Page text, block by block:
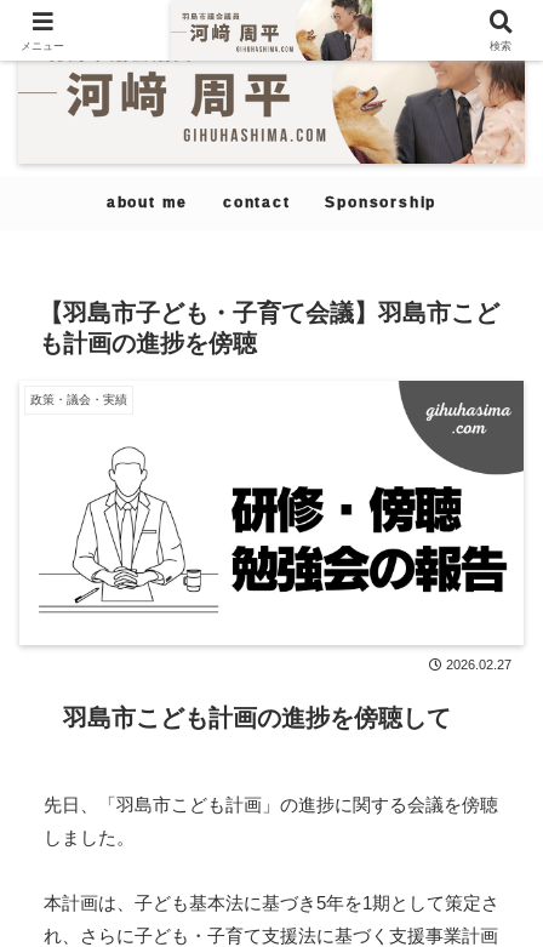
about me contact Sponsorship
【羽島市子ども・子育て会議】羽島市こど
も計画の進捗を傍聴
政策・議会・実績
2026.02.27
羽島市こども計画の進捗を傍聴して
先日、「羽島市こども計画」の進捗に関する会議を傍聴
しました。
本計画は、子ども基本法に基づき5年を1期として策定さ
れ、さらに子ども・子育て支援法に基づく支援事業計画
メニュー 検索